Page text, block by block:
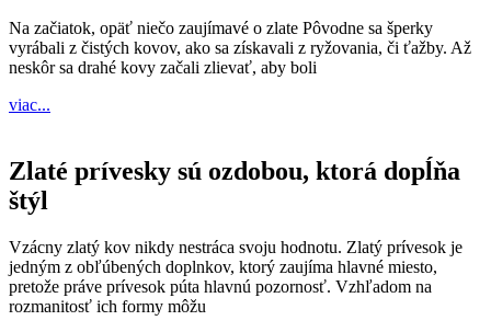
Na začiatok, opäť niečo zaujímavé o zlate Pôvodne sa šperky
vyrábali z čistých kovov, ako sa získavali z ryžovania, či ťažby. Až
neskôr sa drahé kovy začali zlievať, aby boli
viac...
Zlaté prívesky sú ozdobou, ktorá dopĺňa
štýl
Vzácny zlatý kov nikdy nestráca svoju hodnotu. Zlatý prívesok je
jedným z obľúbených doplnkov, ktorý zaujíma hlavné miesto,
pretože práve prívesok púta hlavnú pozornosť. Vzhľadom na
rozmanitosť ich formy môžu